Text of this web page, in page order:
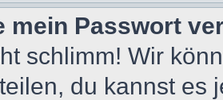
mein Passwort
schlimm! Wir
du kannst es